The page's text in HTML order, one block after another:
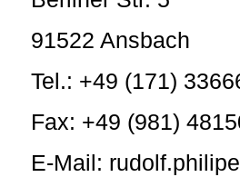
91522 Ansbach
Tel.: +49 (171)
Fax: +49 (981)
E-Mail: